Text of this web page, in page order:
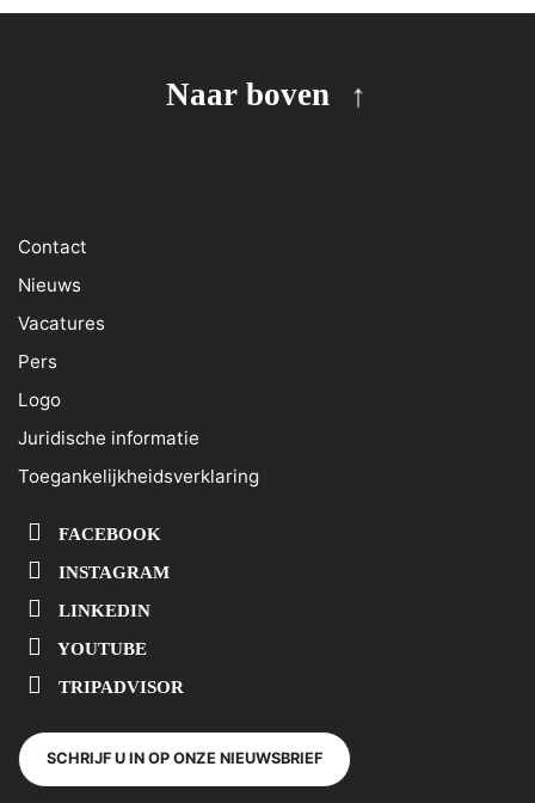
Naar boven
Contact
Nieuws
Vacatures
Pers
Logo
Juridische informatie
Toegankelijkheidsverklaring
FACEBOOK
INSTAGRAM
LINKEDIN
YOUTUBE
TRIPADVISOR
SCHRIJF U IN OP ONZE NIEUWSBRIEF